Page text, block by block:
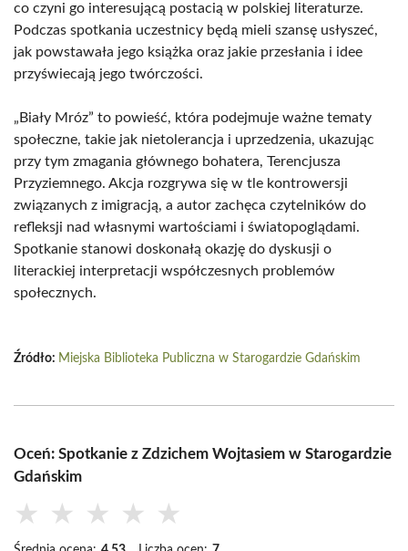
co czyni go interesującą postacią w polskiej literaturze.
Podczas spotkania uczestnicy będą mieli szansę usłyszeć,
jak powstawała jego książka oraz jakie przesłania i idee
przyświecają jego twórczości.
„Biały Mróz” to powieść, która podejmuje ważne tematy
społeczne, takie jak nietolerancja i uprzedzenia, ukazując
przy tym zmagania głównego bohatera, Terencjusza
Przyziemnego. Akcja rozgrywa się w tle kontrowersji
związanych z imigracją, a autor zachęca czytelników do
refleksji nad własnymi wartościami i światopoglądami.
Spotkanie stanowi doskonałą okazję do dyskusji o
literackiej interpretacji współczesnych problemów
społecznych.
Źródło: Miejska Biblioteka Publiczna w Starogardzie Gdańskim
Oceń: Spotkanie z Zdzichem Wojtasiem w Starogardzie
Gdańskim
★ ★ ★ ★ ★